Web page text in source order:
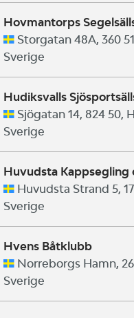
Hovmantorps
Storgatan 48A, 360
Sverige
Hudiksvalls
Sjögatan 14, 824 50,
Sverige
Huvudsta Kappsegling
Huvudsta Strand 5,
Sverige
Hvens Båtklubb
Norreborgs Hamn,
Sverige